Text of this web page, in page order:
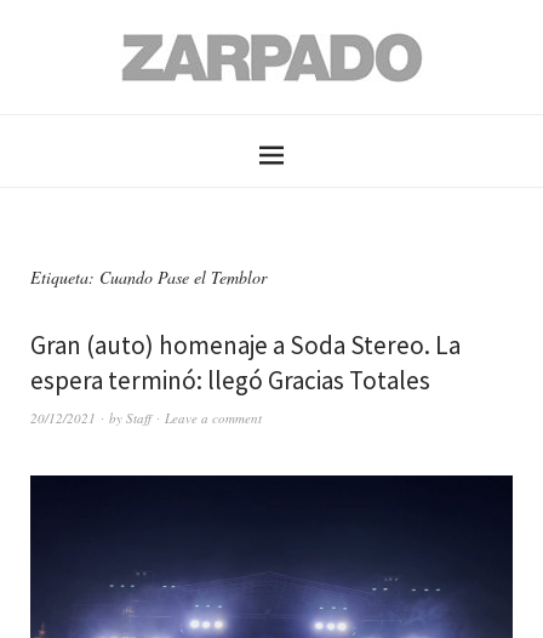
Etiqueta: Cuando Pase el Temblor
Gran (auto) homenaje a Soda Stereo. La
espera terminó: llegó Gracias Totales
20/12/2021 by Staff Leave a comment